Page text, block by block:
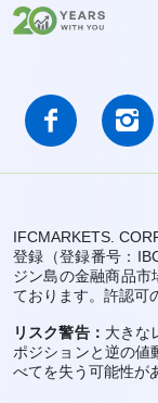
IFCMARKETS.
登録（登録番号：
ジン島の金融商品市
ております。許認可
リスク警告： 大きな
ポジションと逆の値
べてを失う可能性が